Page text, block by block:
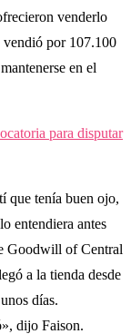
venderlo
vendió por 107.100
en el
para disputar
que tenía buen ojo,
entendiera antes
Goodwill of Central
a la tienda desde
días.
dijo Faison.